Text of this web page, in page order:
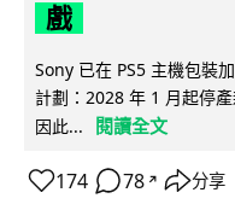
戲
Sony 已在 PS5 主機包裝
計劃：2028 年 1 月起停
因此...
閱讀全文
174 78 ↗ 分享